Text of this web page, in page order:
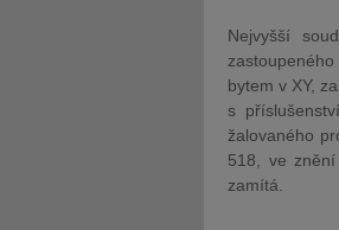
Nejvyšší
bytem v XY,
s
žalovaného
518, ve
zamítá.
JUDr. Tomáš Nielsen